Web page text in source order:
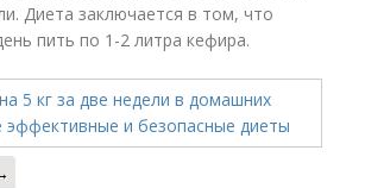
Диета заключается в том, что
пить по 1-2 литра кефира.